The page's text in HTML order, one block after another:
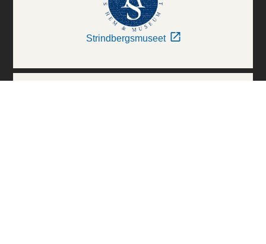
Strindbergsmuseet